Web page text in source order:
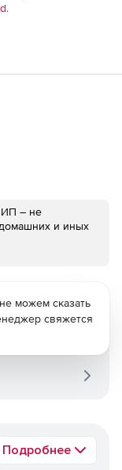
ИП – не
и иных
Подробнее
можем сказать
свяжется